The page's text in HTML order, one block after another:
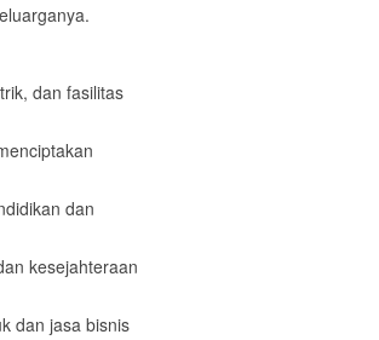
dan fasilitas
dan
kesejahteraan
dan jasa bisnis